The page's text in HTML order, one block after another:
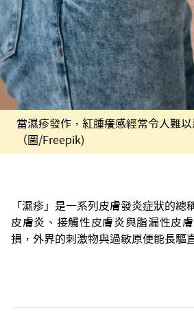
當濕疹發作，紅腫癢感經常令人難以
（圖/Freepik)
「濕疹」是一系列皮膚發炎症狀的總
皮膚炎、接觸性皮膚炎與脂漏性皮
損，外界的刺激物與過敏原便能長驅